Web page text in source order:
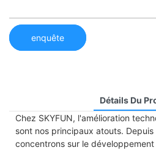
enquête
Détails Du
Chez SKYFUN, l'amélioration
sont nos principaux atouts.
concentrons sur le